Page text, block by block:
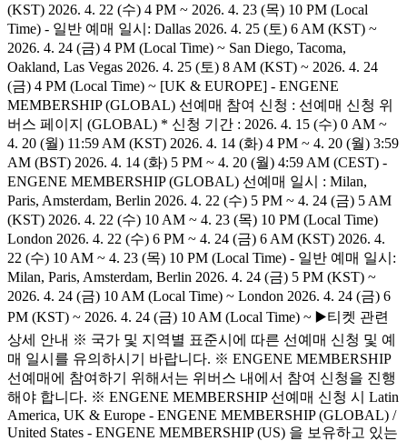
(KST) 2026. 4. 22 (수) 4 PM ~ 2026. 4. 23 (목) 10 PM (Local
Time) - 일반 예매 일시: Dallas 2026. 4. 25 (토) 6 AM (KST) ~
2026. 4. 24 (금) 4 PM (Local Time) ~ San Diego, Tacoma,
Oakland, Las Vegas 2026. 4. 25 (토) 8 AM (KST) ~ 2026. 4. 24
(금) 4 PM (Local Time) ~ [UK & EUROPE] - ENGENE
MEMBERSHIP (GLOBAL) 선예매 참여 신청 : 선예매 신청 위
버스 페이지 (GLOBAL) * 신청 기간 : 2026. 4. 15 (수) 0 AM ~
4. 20 (월) 11:59 AM (KST) 2026. 4. 14 (화) 4 PM ~ 4. 20 (월) 3:59
AM (BST) 2026. 4. 14 (화) 5 PM ~ 4. 20 (월) 4:59 AM (CEST) -
ENGENE MEMBERSHIP (GLOBAL) 선예매 일시 : Milan,
Paris, Amsterdam, Berlin 2026. 4. 22 (수) 5 PM ~ 4. 24 (금) 5 AM
(KST) 2026. 4. 22 (수) 10 AM ~ 4. 23 (목) 10 PM (Local Time)
London 2026. 4. 22 (수) 6 PM ~ 4. 24 (금) 6 AM (KST) 2026. 4.
22 (수) 10 AM ~ 4. 23 (목) 10 PM (Local Time) - 일반 예매 일시:
Milan, Paris, Amsterdam, Berlin 2026. 4. 24 (금) 5 PM (KST) ~
2026. 4. 24 (금) 10 AM (Local Time) ~ London 2026. 4. 24 (금) 6
PM (KST) ~ 2026. 4. 24 (금) 10 AM (Local Time) ~ ▶️티켓 관련
상세 안내 ※ 국가 및 지역별 표준시에 따른 선예매 신청 및 예
매 일시를 유의하시기 바랍니다. ※ ENGENE MEMBERSHIP
선예매에 참여하기 위해서는 위버스 내에서 참여 신청을 진행
해야 합니다. ※ ENGENE MEMBERSHIP 선예매 신청 시 Latin
America, UK & Europe - ENGENE MEMBERSHIP (GLOBAL) /
United States - ENGENE MEMBERSHIP (US) 을 보유하고 있는